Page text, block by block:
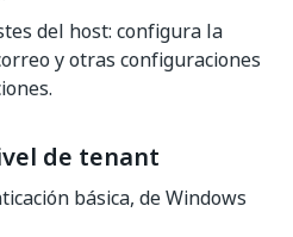
del host: configura la
y otras configuraciones
de tenant
básica, de Windows